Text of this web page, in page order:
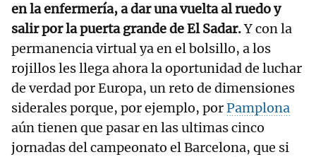
en la enfermería, a dar una vuelta al ruedo y
salir por la puerta grande de El Sadar.Y con la
permanencia virtual ya en el bolsillo, a los
rojillos les llega ahora la oportunidad de luchar
de verdad por Europa, un reto de dimensiones
siderales porque, por ejemplo, porPamplona
aún tienen que pasar en las ultimas cinco
jornadas del campeonato el Barcelona, que si